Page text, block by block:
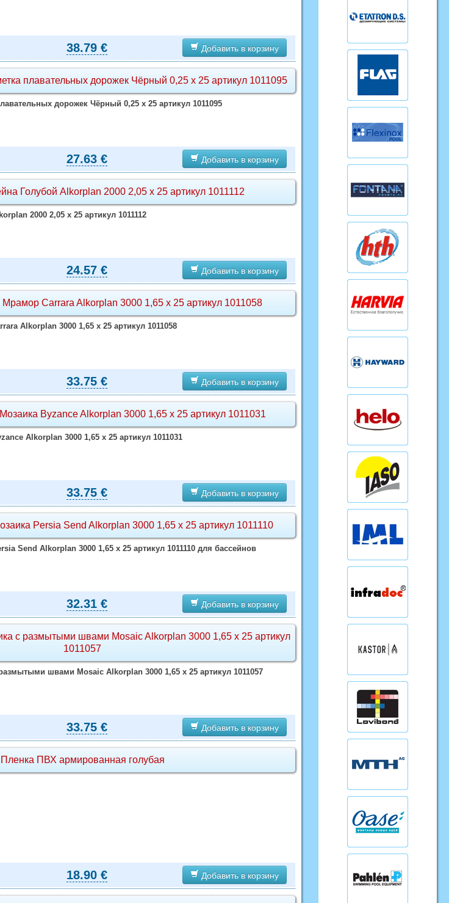
38.79 € Добавить в корзину
плавательных дорожек Чёрный 0,25 х 25 артикул 1011095
дорожек Чёрный 0,25 х 25 артикул 1011095
27.63 € Добавить в корзину
Голубой Alkorplan 2000 2,05 х 25 артикул 1011112
2000 2,05 х 25 артикул 1011112
24.57 € Добавить в корзину
Carrara Alkorplan 3000 1,65 х 25 артикул 1011058
Alkorplan 3000 1,65 х 25 артикул 1011058
33.75 € Добавить в корзину
Byzance Alkorplan 3000 1,65 х 25 артикул 1011031
Alkorplan 3000 1,65 х 25 артикул 1011031
33.75 € Добавить в корзину
Persia Send Alkorplan 3000 1,65 х 25 артикул 1011110
Send Alkorplan 3000 1,65 х 25 артикул 1011110 для бассейнов
32.31 € Добавить в корзину
с размытыми швами Mosaic Alkorplan 3000 1,65 х 25 артикул
1011057
швами Mosaic Alkorplan 3000 1,65 х 25 артикул 1011057
33.75 € Добавить в корзину
Пленка ПВХ армированная голубая
18.90 € Добавить в корзину